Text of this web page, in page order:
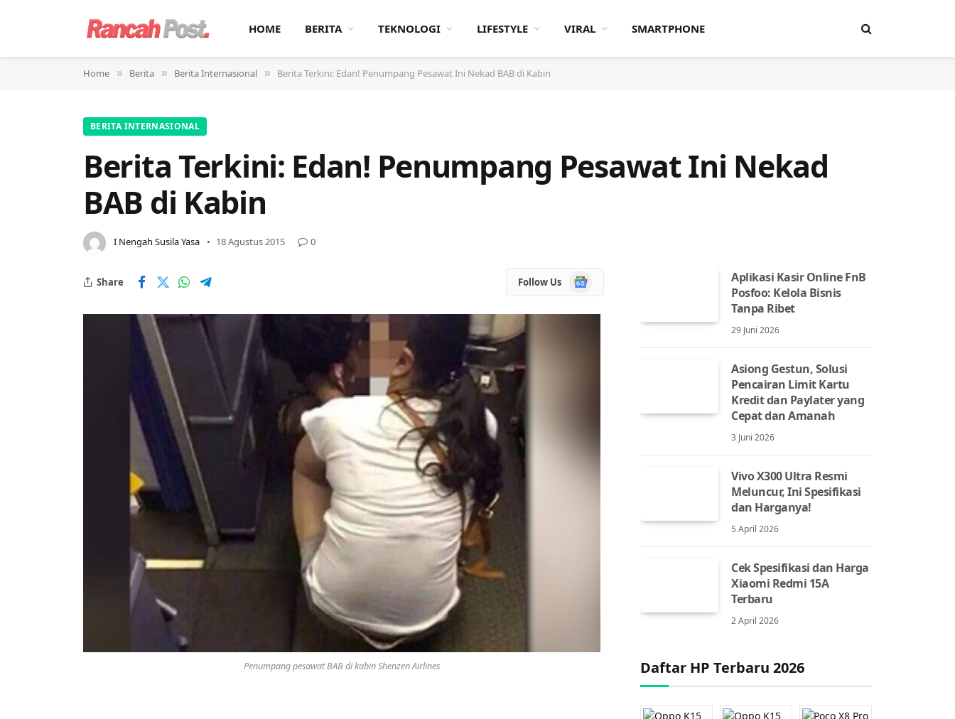
HOME BERITA TEKNOLOGI LIFESTYLE VIRAL SMARTPHONE
Home » Berita » Berita Internasional » Berita Terkini: Edan! Penumpang Pesawat Ini Nekad BAB di Kabin
BERITA INTERNASIONAL
Berita Terkini: Edan! Penumpang Pesawat Ini Nekad
BAB di Kabin
I Nengah Susila Yasa 18 Agustus 2015 0
Share Follow Us
Google
News
Penumpang pesawat BAB di kabin Shenzen Airlines
Aplikasi Kasir Online FnB
Posfoo: Kelola Bisnis
Tanpa Ribet
29 Juni 2026
Asiong Gestun, Solusi
Pencairan Limit Kartu
Kredit dan Paylater yang
Cepat dan Amanah
3 Juni 2026
Vivo X300 Ultra Resmi
Meluncur, Ini Spesifikasi
dan Harganya!
5 April 2026
Cek Spesifikasi dan Harga
Xiaomi Redmi 15A
Terbaru
2 April 2026
Daftar HP Terbaru 2026